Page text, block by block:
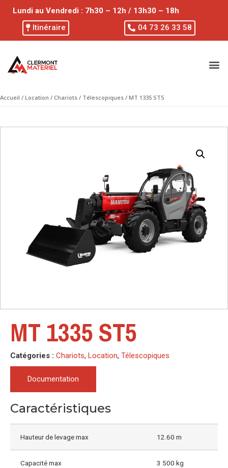
Lundi au Vendredi : 7h30 – 12h / 13h30 – 18h
Itinéraire
04 73 26 33 58
Accueil / Location / Chariots / Télescopiques / MT 1335 ST5
MT 1335 ST5
Catégories : Chariots, Location, Télescopiques
Documentation
Caractéristiques
Hauteur de levage max 12.60 m
Capacité max 3 500 kg